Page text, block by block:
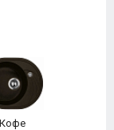
Кофе